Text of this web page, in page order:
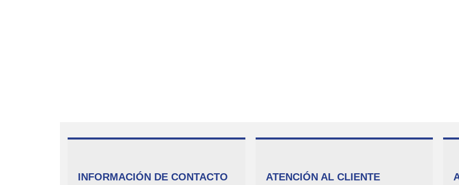
INFORMACIÓN DE CONTACTO ATENCIÓN AL CLIENTE